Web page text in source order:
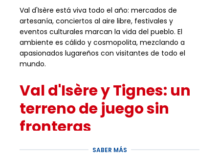
Val d'Isère está viva todo el año: mercados de
artesanía, conciertos al aire libre, festivales y
eventos culturales marcan la vida del pueblo. El
ambiente es cálido y cosmopolita, mezclando a
apasionados lugareños con visitantes de todo el
mundo.
Val d'Isère y Tignes: un
terreno de juego sin
fronteras
La estación de esquí de Tignes – Val d'Isère,
SABER MÁS